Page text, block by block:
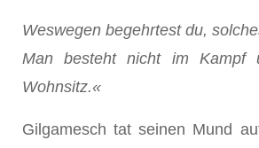
Weswegen begehrtest du,
Man besteht nicht im Kampf
Wohnsitz.«
Gilgamesch tat seinen Mund